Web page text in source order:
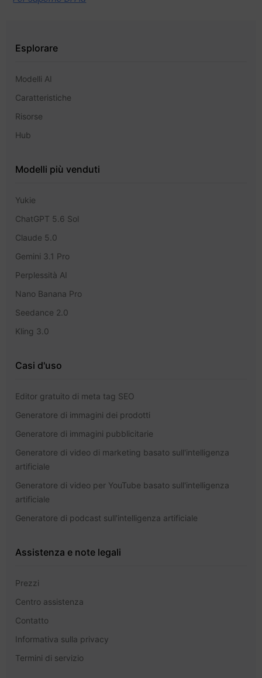
Esplorare
Modelli AI
Caratteristiche
Risorse
Hub
Modelli più venduti
Yukie
ChatGPT 5.6 Sol
Claude 5.0
Gemini 3.1 Pro
Perplessità AI
Nano Banana Pro
Seedance 2.0
Kling 3.0
Casi d'uso
Editor gratuito di meta tag SEO
Generatore di immagini dei prodotti
Generatore di immagini pubblicitarie
Generatore di video di marketing basato sull'intelligenza
artificiale
Generatore di video per YouTube basato sull'intelligenza
artificiale
Generatore di podcast sull'intelligenza artificiale
Assistenza e note legali
Prezzi
Centro assistenza
Contatto
Informativa sulla privacy
Termini di servizio